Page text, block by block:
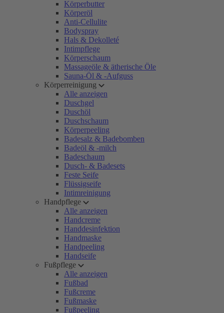
Körperbutter
Körperöl
Anti-Cellulite
Bodyspray
Hals & Dekolleté
Intimpflege
Körperschaum
Massageöle & ätherische Öle
Sauna-Öl & -Aufguss
Körperreinigung
Alle anzeigen
Duschgel
Duschöl
Duschschaum
Körperpeeling
Badesalz & Badebomben
Badeöl & -milch
Badeschaum
Dusch- & Badesets
Feste Seife
Flüssigseife
Intimreinigung
Handpflege
Alle anzeigen
Handcreme
Handdesinfektion
Handmaske
Handpeeling
Handseife
Fußpflege
Alle anzeigen
Fußbad
Fußcreme
Fußmaske
Fußpeeling